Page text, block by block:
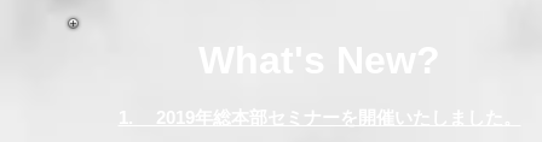
1. 2019年総本部セミナーを開催いたしました。​